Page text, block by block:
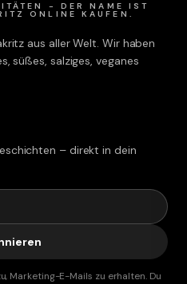
- DER NAME IST
ONLINE KAUFEN.
aus aller Welt. Wir haben
süßes, salziges, veganes
– direkt in dein
Marketing-E-Mails zu erhalten. Du